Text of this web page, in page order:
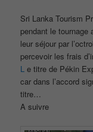
Sri Lanka Tourism
pendant le
leur séjour par
percevoir les frais
Le titre de Pékin
car dans l’accord
titre…
A suivre